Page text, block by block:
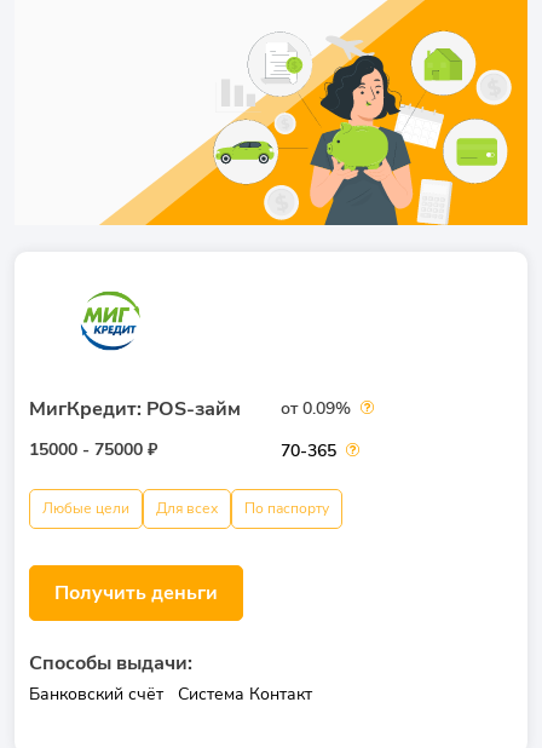
МигКредит: POS-займ
15000 - 75000 ₽
от 0.09%
70-365
Любые цели Для всех По паспорту
Получить деньги
Способы выдачи:
Банковский счёт Система Контакт